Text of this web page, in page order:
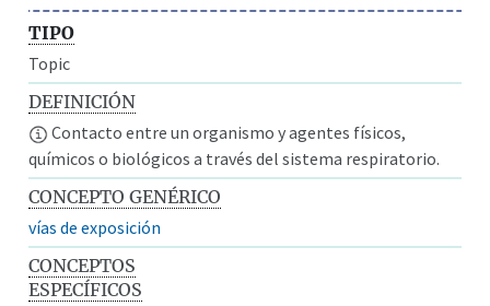
TIPO
Topic
DEFINICIÓN
Contacto entre un organismo y agentes físicos,
químicos o biológicos a través del sistema respiratorio.
CONCEPTO GENÉRICO
vías de exposición
CONCEPTOS
ESPECÍFICOS